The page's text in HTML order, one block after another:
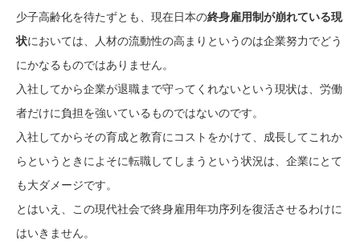
少子高齢化を待たずとも、現在日本の終身雇用制が崩れている現
状においては、人材の流動性の高まりというのは企業努力でどう
にかなるものではありません。
入社してから企業が退職まで守ってくれないという現状は、労働
者だけに負担を強いているものではないのです。
入社してからその育成と教育にコストをかけて、成長してこれか
らというときによそに転職してしまうという状況は、企業にとて
も大ダメージです。
とはいえ、この現代社会で終身雇用年功序列を復活させるわけに
はいきません。